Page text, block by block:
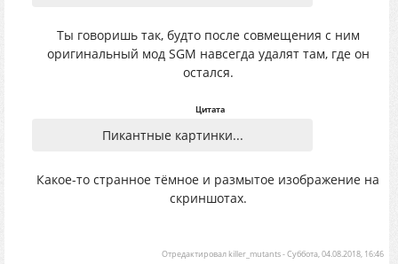
Ты говоришь так, будто после совмещения с ним
оригинальный мод SGM навсегда удалят там, где он
остался.
Цитата
Пикантные картинки...
Какое-то странное тёмное и размытое изображение на
скриншотах.
Отредактировал killer_mutants-Суббота, 04.08.2018, 16:46